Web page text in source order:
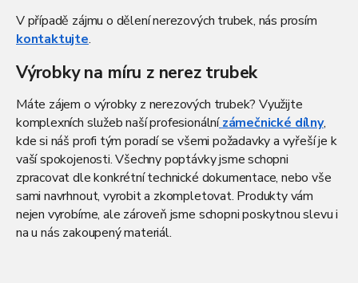
V případě zájmu o dělení nerezových trubek, nás prosím
kontaktujte.
Výrobky na míru z nerez trubek
Máte zájem o výrobky z nerezových trubek? Využijte
komplexních služeb naší profesionální zámečnické dílny,
kde si náš profi tým poradí se všemi požadavky a vyřeší je k
vaší spokojenosti. Všechny poptávky jsme schopni
zpracovat dle konkrétní technické dokumentace, nebo vše
sami navrhnout, vyrobit a zkompletovat. Produkty vám
nejen vyrobíme, ale zároveň jsme schopni poskytnou slevu i
na u nás zakoupený materiál.